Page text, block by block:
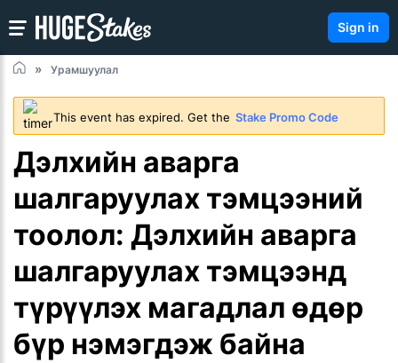
Sign in
Урамшуулал
This event has expired. Get the Stake Promo Code
Дэлхийн аварга
шалгаруулах тэмцээний
тоолол: Дэлхийн аварга
шалгаруулах тэмцээнд
түрүүлэх магадлал өдөр
бүр нэмэгдэж байна